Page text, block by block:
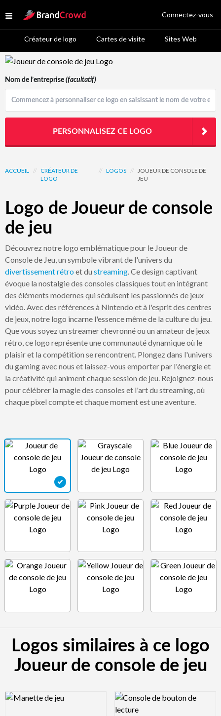
Open menu
Site Logo
Créateur de logo Cartes de visite Sites Web
Connectez-vous
Logo Template Preview
ACCUEIL // CRÉATEUR DE
LOGO
// LOGOS // JOUEUR DE CONSOLE DE
JEU
Logo de Joueur de console
de jeu
Découvrez notre logo emblématique pour le Joueur de
Console de Jeu, un symbole vibrant de l'univers du
divertissementrétroet du streaming. Ce design captivant
évoque la nostalgie des consoles classiques tout en intégrant
des éléments modernes qui séduisent les passionnés de jeux
vidéo. Avec des références à Nintendo et à l'esprit des centres
de jeux, notre logo incarne l'essence même de la culture du jeu.
Que vous soyez un streamer chevronné ou un amateur de jeux
rétro, ce logo représente une communauté dynamique où le
plaisir et la compétition se rencontrent. Plongez dans l'univers
du gaming avec nous et laissez-vous emporter par l'énergie et
la créativité qui animent chaque session de jeu. Rejoignez-nous
pour célébrer la magie des consoles et l'art du streaming, où
chaque pixel compte et chaque moment est une aventure.
Nom de l’entreprise (facultatif)
PERSONNALISEZ CE LOGO
Logos similaires à ce logo
Joueur de console de jeu
Logo Preview Image Logo Preview Image